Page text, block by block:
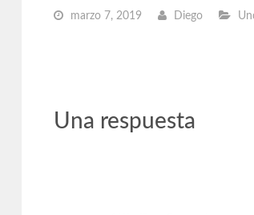
marzo 7, 2019 Diego
Una respuesta